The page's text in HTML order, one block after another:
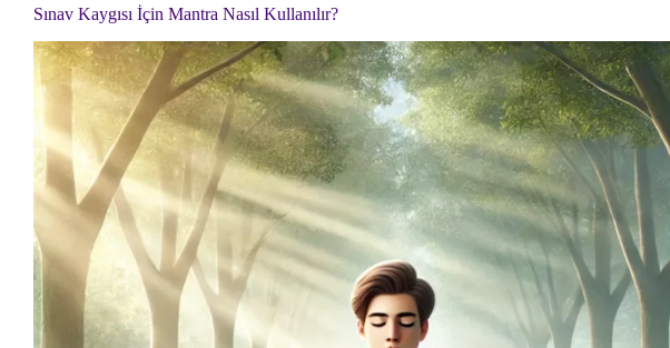
Sınav Kaygısı İçin Mantra Nasıl Kullanılır?